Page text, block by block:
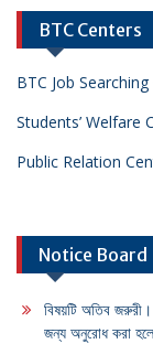
BTC Centers
BTC Job
Students’ Welfare
Public Relation
Notice Board
বিষয়টি অতিব
জন্য অনুরোধ করা